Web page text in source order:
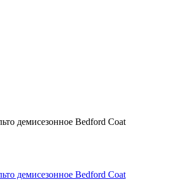
демисезонное Bedford Coat